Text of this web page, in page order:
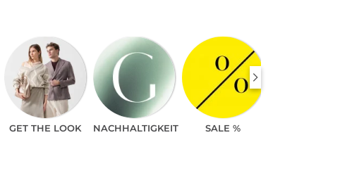
GET THE LOOK NACHHALTIGKEIT SALE %